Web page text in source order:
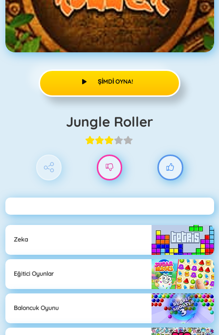
ŞIMDI OYNA!
Jungle Roller
Zeka
Eğitici Oyunlar
Baloncuk Oyunu